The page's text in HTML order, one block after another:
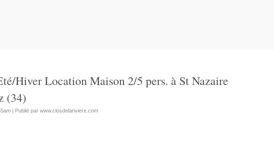
Hiver Location Maison 2/5 pers. à St Nazaire
(34)
| Publié par www.closdelariviere.com